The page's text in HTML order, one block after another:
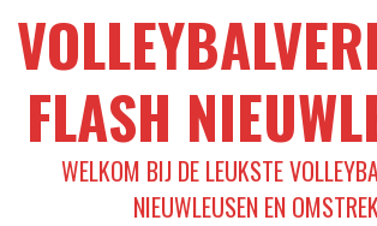
FLASH
WELKOM BIJ DE LEUKSTE
NIEUWLEUSEN EN